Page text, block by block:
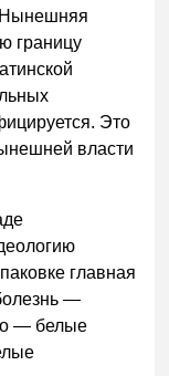
Нынешняя
границу
Это
власти
главная
—
— белые